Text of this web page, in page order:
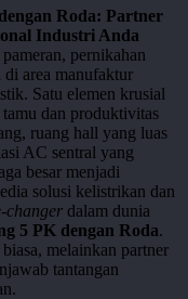
Roda: Partner
Industri Anda
pernikahan
area manufaktur
Satu elemen krusial
dan produktivitas
ruang hall yang luas
AC sentral yang
besar menjadi
solusi kelistrikan dan
changer dalam dunia
5 PK dengan Roda.
melainkan partner
tantangan